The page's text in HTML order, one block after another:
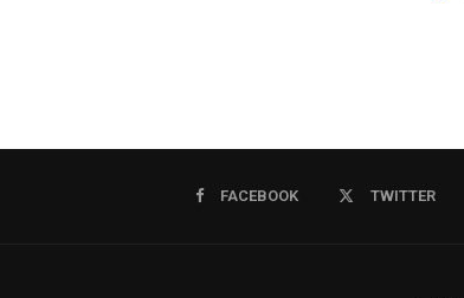
FACEBOOK TWITTER